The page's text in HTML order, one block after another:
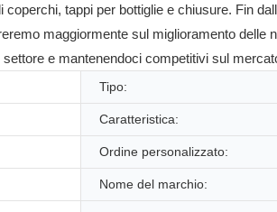
tappi per bottiglie e chiusure. Fin
maggiormente sul miglioramento
e mantenendoci competitivi sul
Tipo:
Caratteristica:
Ordine personalizzato:
Nome del marchio: